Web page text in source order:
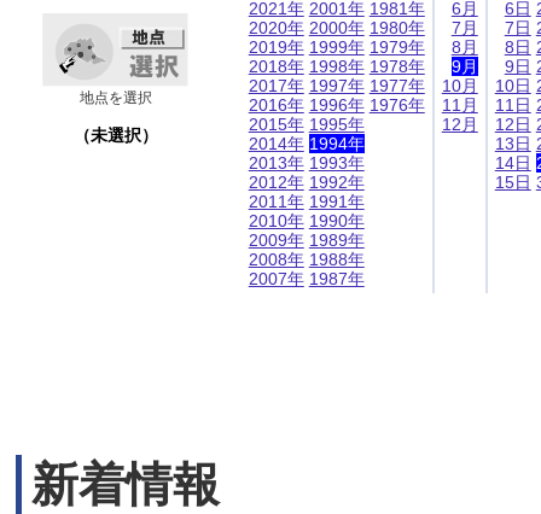
地点を選択
（未選択）
2021年
2020年
2019年
2018年
2017年
2016年
2015年
2014年
2013年
2012年
2011年
2010年
2009年
2008年
2007年
2001年
2000年
1999年
1998年
1997年
1996年
1995年
1994年
1993年
1992年
1991年
1990年
1989年
1988年
1987年
1981年
1980年
1979年
1978年
1977年
1976年
6月
7月
8月
9月
10月
11月
12月
6日
7日
8日
9日
10日
11日
12日
13日
14日
15日
新着情報